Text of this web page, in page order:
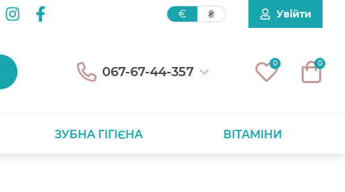
€ ₴ Увійти
067-67-44-357
0 0
ЗУБНА ГІГІЄНА ВІТАМІНИ